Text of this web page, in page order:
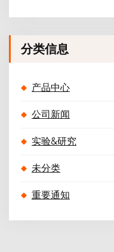
分类信息
产品中心
公司新闻
实验&研究
未分类
重要通知